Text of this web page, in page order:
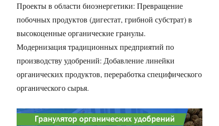
Проекты в области биоэнергетики: Превращение
побочных продуктов (дигестат, грибной субстрат) в
высокоценные органические гранулы.
Модернизация традиционных предприятий по
производству удобрений: Добавление линейки
органических продуктов, переработка специфического
органического сырья.